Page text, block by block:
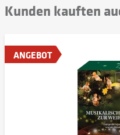
Kunden kauften
ANGEBOT